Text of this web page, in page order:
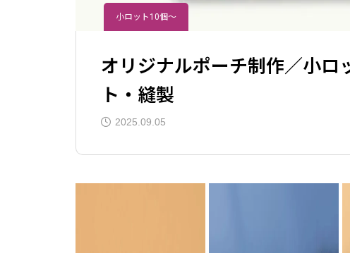
小ロット10個～
オリジナルポーチ制作／小ロ
ト・縫製
2025.09.05